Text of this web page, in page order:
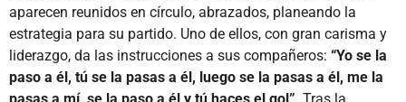
aparecen reunidos en círculo, abrazados, planeando la
estrategia para su partido. Uno de ellos, con gran carisma y
liderazgo, da las instrucciones a sus compañeros: “Yo se la
paso a él, tú se la pasas a él, luego se la pasas a él, me la
pasas a mí, se la paso a él y tú haces el gol”. Tras la